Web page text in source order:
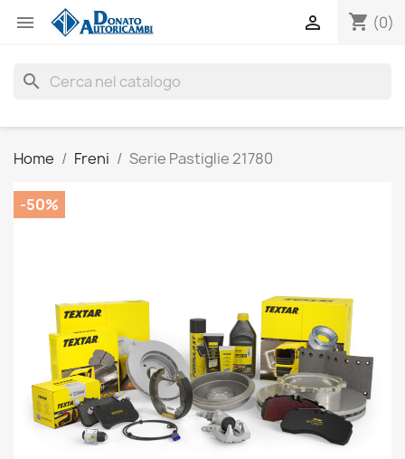
 shopping_cart (0)

search
Home Freni Serie Pastiglie 21780
-50%